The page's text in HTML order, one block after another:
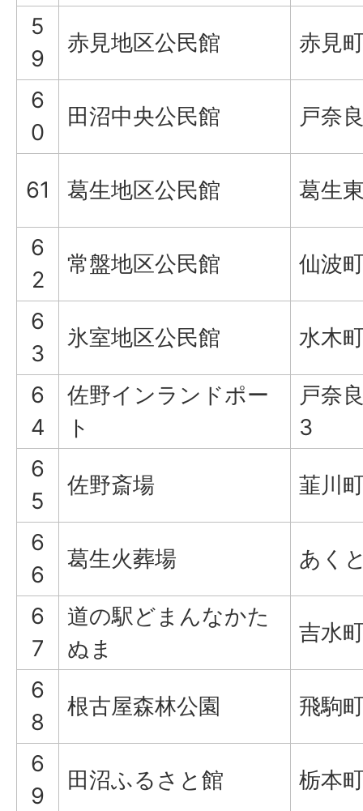
5
9
赤見地区公民館 赤見
6
0
田沼中央公民館 戸奈
61 葛生地区公民館 葛生
6
2
常盤地区公民館 仙波
6
3
氷室地区公民館 水木
6
4
佐野インランドポー
ト
戸奈
3
6
5
佐野斎場 韮川
6
6
葛生火葬場 あく
6
7
道の駅どまんなかた
ぬま
吉水
6
8
根古屋森林公園 飛駒
6
9
田沼ふるさと館 栃本